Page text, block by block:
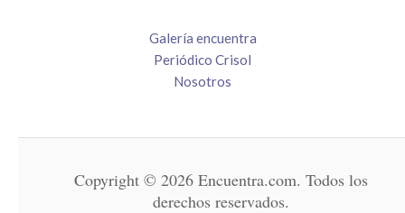
Galería encuentra
Periódico Crisol
Nosotros
Copyright © 2026 Encuentra.com. Todos los
derechos reservados.